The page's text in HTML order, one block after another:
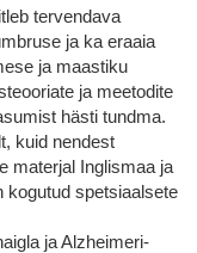
tervendava
ja ka eraaia
ja maastiku
ja meetodite
hästi tundma.
kuid nendest
materjal Inglismaa ja
kogutud spetsiaalsete
ja Alzheimeri-